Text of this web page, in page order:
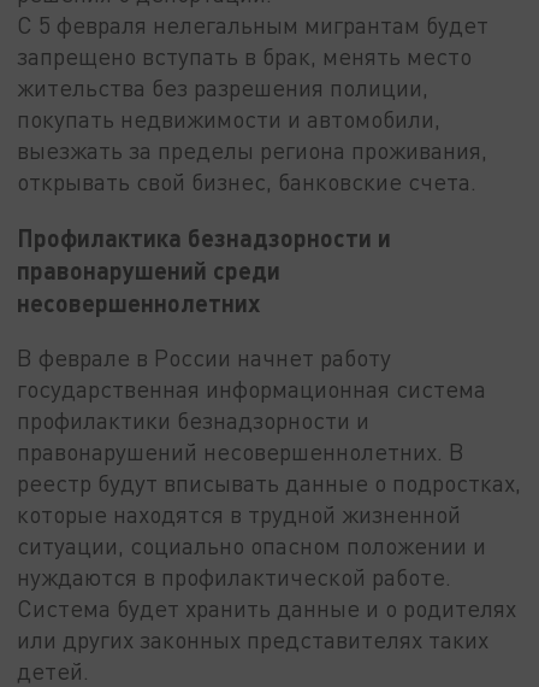
С 5 февраля нелегальным мигрантам будет
запрещено вступать в брак, менять место
жительства без разрешения полиции,
покупать недвижимости и автомобили,
выезжать за пределы региона проживания,
открывать свой бизнес, банковские счета.
Профилактика безнадзорности и
правонарушений среди
несовершеннолетних
В феврале в России начнет работу
государственная информационная система
профилактики безнадзорности и
правонарушений несовершеннолетних. В
реестр будут вписывать данные о подростках,
которые находятся в трудной жизненной
ситуации, социально опасном положении и
нуждаются в профилактической работе.
Система будет хранить данные и о родителях
или других законных представителях таких
детей.